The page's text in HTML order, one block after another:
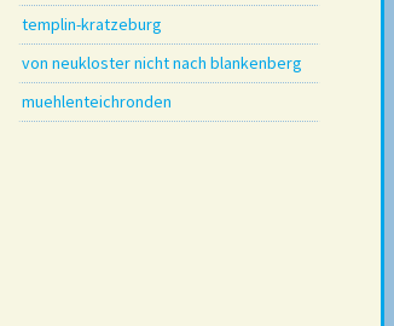
templin-kratzeburg
von neukloster nicht nach blankenberg
muehlenteichronden